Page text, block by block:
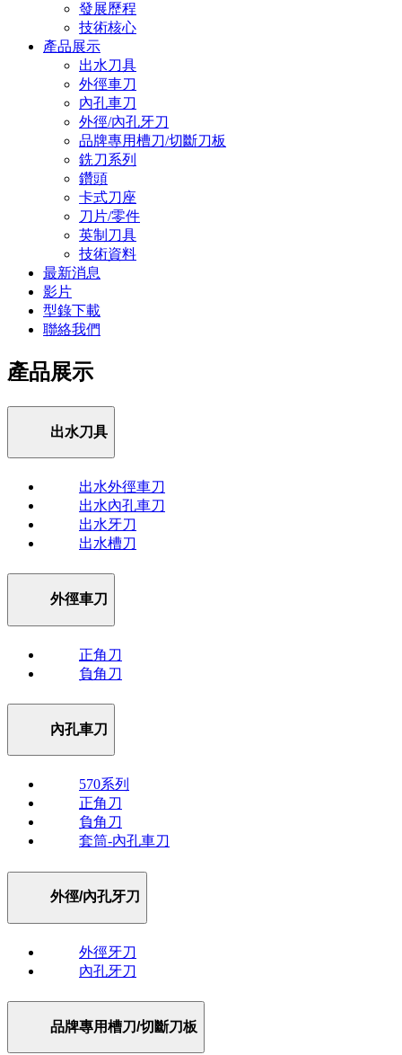
發展歷程
技術核心
產品展示
出水刀具
外徑車刀
內孔車刀
外徑/內孔牙刀
品牌專用槽刀/切斷刀板
銑刀系列
鑽頭
卡式刀座
刀片/零件
英制刀具
技術資料
最新消息
影片
型錄下載
聯絡我們
產品展示
出水刀具
出水外徑車刀
出水內孔車刀
出水牙刀
出水槽刀
外徑車刀
正角刀
負角刀
內孔車刀
570系列
正角刀
負角刀
套筒-內孔車刀
外徑/內孔牙刀
外徑牙刀
內孔牙刀
品牌專用槽刀/切斷刀板